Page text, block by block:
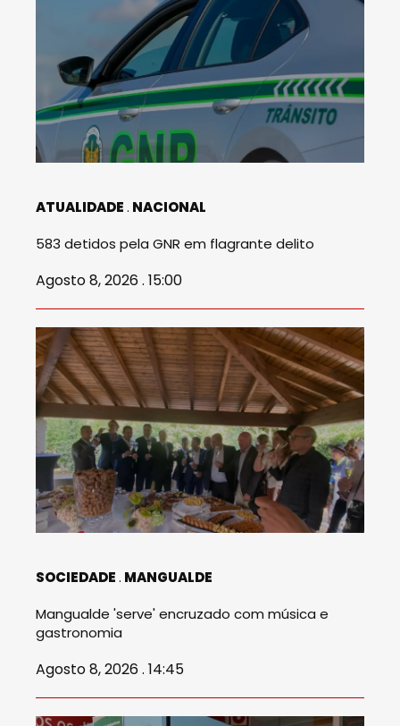
ATUALIDADE NACIONAL
583 detidos pela GNR em flagrante delito
Agosto 8, 2026 . 15:00
SOCIEDADE MANGUALDE
Mangualde 'serve' encruzado com música e
gastronomia
Agosto 8, 2026 . 14:45